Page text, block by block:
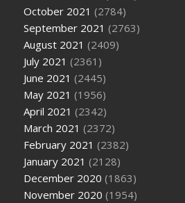
October 2021 (2784)
September 2021 (2763)
August 2021 (2409)
July 2021 (2361)
June 2021 (2445)
May 2021 (1956)
April 2021 (2342)
March 2021 (2372)
February 2021 (2382)
January 2021 (2128)
December 2020 (1863)
November 2020 (1954)